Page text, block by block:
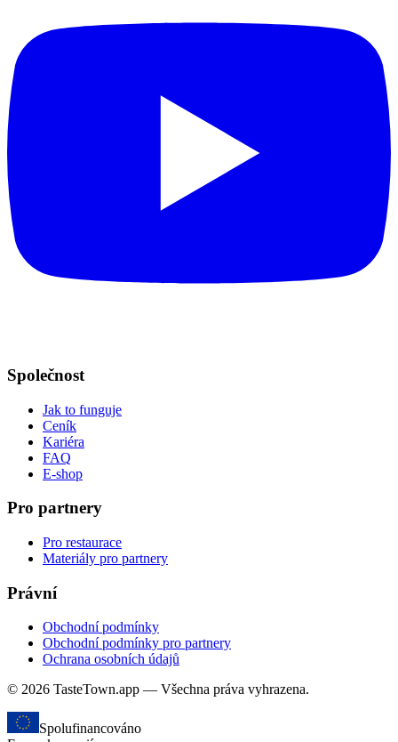
Společnost
Jak to funguje
Ceník
Kariéra
FAQ
E-shop
Pro partnery
Pro restaurace
Materiály pro partnery
Právní
Obchodní podmínky
Obchodní podmínky pro partnery
Ochrana osobních údajů
© 2026 TasteTown.app — Všechna práva vyhrazena.
Spolufinancováno